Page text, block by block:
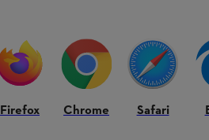
för skogsbruk på
Firefox Chrome Safari